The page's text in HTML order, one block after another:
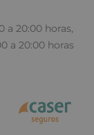
a 20:00 horas,
a 20:00 horas